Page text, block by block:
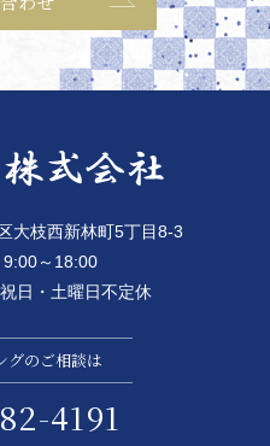
大枝西新林町5丁目8-3
9:00～18:00
日・土曜日不定休
グのご相談は
4191